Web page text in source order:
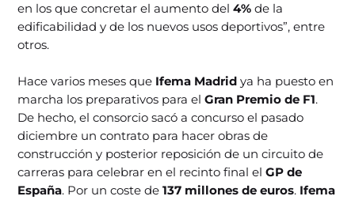
en los que concretar el aumento del4%de la
edificabilidad y de los nuevos usos deportivos”, entre
otros.
Hace varios meses que Ifema Madridya ha puesto en
marcha los preparativos para elGran Premio de F1.
De hecho, el consorcio sacó a concurso el pasado
diciembre un contrato para hacer obras de
construcción y posterior reposición de un circuito de
carreras para celebrar en el recinto final elGP de
España. Por un coste de137 millones de euros. Ifema